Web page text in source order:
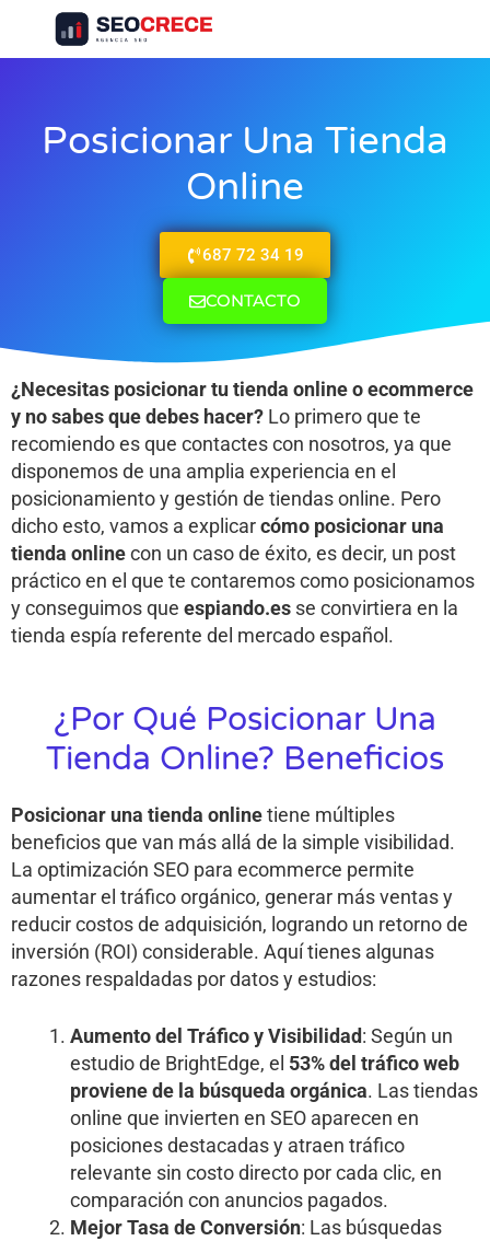
Posicionar Una Tienda
Online
687 72 34 19
CONTACTO
¿Necesitas posicionar tu tienda online o ecommerce
y no sabes que debes hacer? Lo primero que te
recomiendo es que contactes con nosotros, ya que
disponemos de una amplia experiencia en el
posicionamiento y gestión de tiendas online. Pero
dicho esto, vamos a explicarcómo posicionar una
tienda onlinecon un caso de éxito, es decir, un post
práctico en el que te contaremos como posicionamos
y conseguimos que espiando.es se convirtiera en la
tienda espía referente del mercado español.
¿Por Qué Posicionar Una
Tienda Online? Beneficios
Posicionar una tienda onlinetiene múltiples
beneficios que van más allá de la simple visibilidad.
La optimización SEO para ecommerce permite
aumentar el tráfico orgánico, generar más ventas y
reducir costos de adquisición, logrando un retorno de
inversión (ROI) considerable. Aquí tienes algunas
razones respaldadas por datos y estudios:
Aumento del Tráfico y Visibilidad: Según un
estudio de BrightEdge, el 53% del tráfico web
proviene de la búsqueda orgánica. Las tiendas
online que invierten en SEO aparecen en
posiciones destacadas y atraen tráfico
relevante sin costo directo por cada clic, en
comparación con anuncios pagados.
Mejor Tasa de Conversión: Las búsquedas